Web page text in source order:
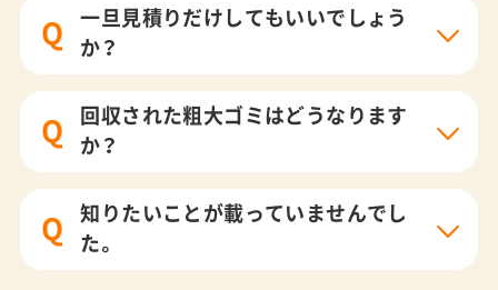
Q
一旦見積りだけしてもいいでしょう
か？
Q
回収された粗大ゴミはどうなります
か？
Q
知りたいことが載っていませんでし
た。